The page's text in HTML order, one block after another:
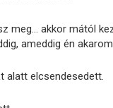
meg… akkor mától
ameddig én
alatt elcsendesedett.